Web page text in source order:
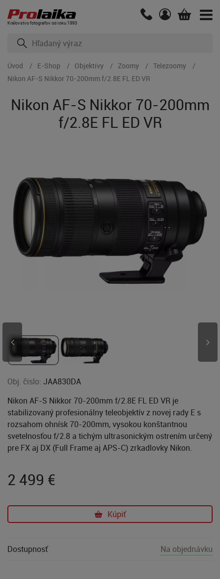
Kráľovstvo fotografov od roku 1993
Úvod E-Shop Objektívy Zoomy
Telezoomy
Nikon AF-S Nikkor 70-200mm f/2.8E FL ED VR
Nikon AF-S Nikkor 70-200mm
f/2.8E FL ED VR
Obj. čislo: JAA830DA
Nikon AF-S Nikkor 70-200mm f/2.8E FL ED VR je
stabilizovaný profesionálny teleobjektív z novej rady E s
rozsahom ohnísk 70-200mm, vysokou konštantnou
svetelnosťou f/2.8 a tichým ultrasonickým ostrením určený
pre FX aj DX (Full Frame aj APS-C) zrkadlovky Nikon.
2 499 €
Kúpiť
Dostupnosť Na objednávku